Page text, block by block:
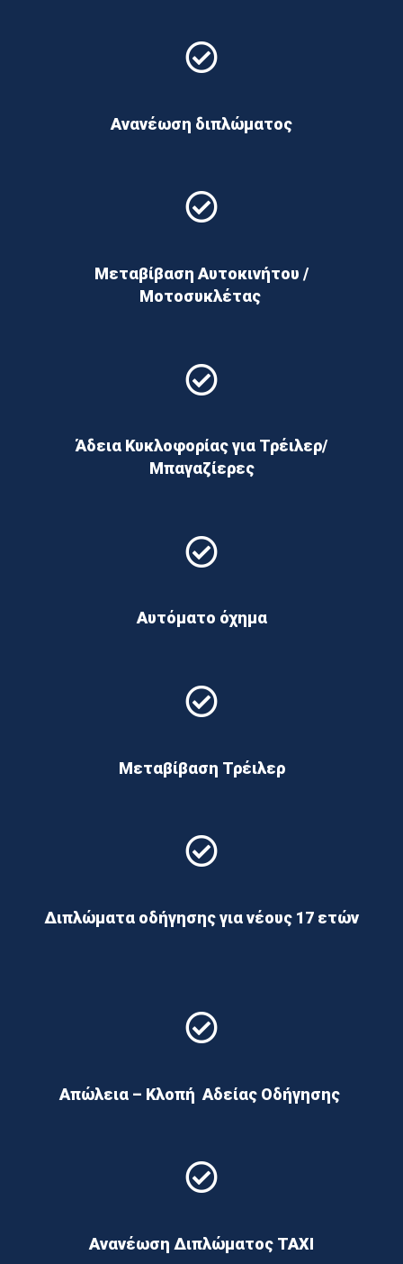
Ανανέωση διπλώματος
Μεταβίβαση Αυτοκινήτου /
Μοτοσυκλέτας
Άδεια Κυκλοφορίας για Τρέιλερ/
Μπαγαζίερες
Αυτόματο όχημα
Μεταβίβαση Τρέιλερ
Διπλώματα οδήγησης για νέους 17 ετών
Απώλεια – Κλοπή Αδείας Οδήγησης
Ανανέωση Διπλώματος TAXI